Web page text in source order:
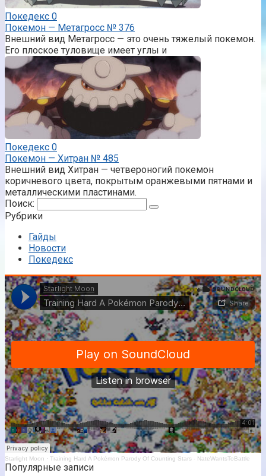
Покедекс 0
Покемон — Метагросс № 376
Внешний вид Метагросс — это очень тяжелый покемон.
Его плоское туловище имеет углы и
Покедекс 0
Покемон — Хитран № 485
Внешний вид Хитран — четвероногий покемон
коричневого цвета, покрытым оранжевыми пятнами и
металлическими пластинами.
Поиск:
Рубрики
Гайды
Новости
Покедекс
Starlight Moon · Training Hard A Pokémon Parody Of Counting Stars - NateWantsToBattle
Популярные записи